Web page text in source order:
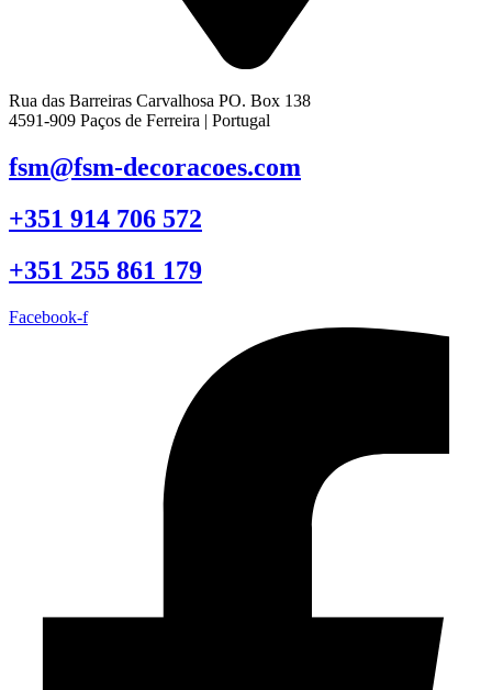
Rua das Barreiras Carvalhosa PO. Box 138
4591-909 Paços de Ferreira | Portugal
fsm@fsm-decoracoes.com
+351 914 706 572
+351 255 861 179
Facebook-f